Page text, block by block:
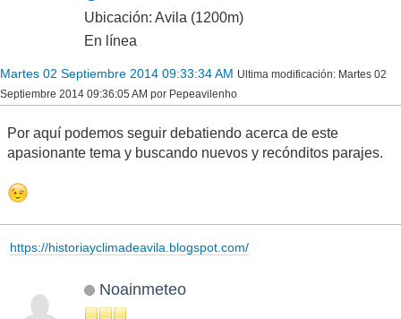
Ubicación: Avila (1200m)
En línea
Martes 02 Septiembre 2014 09:33:34 AM Ultima modificación: Martes 02
Septiembre 2014 09:36:05 AM por Pepeavilenho
Por aquí podemos seguir debatiendo acerca de este
apasionante tema y buscando nuevos y recónditos parajes.
https://historiayclimadeavila.blogspot.com/
Noainmeteo